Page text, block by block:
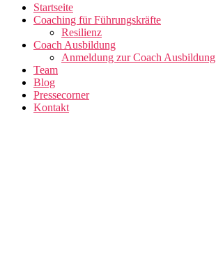
Startseite
Coaching für Führungskräfte
Resilienz
Coach Ausbildung
Anmeldung zur Coach Ausbildung
Team
Blog
Pressecorner
Kontakt